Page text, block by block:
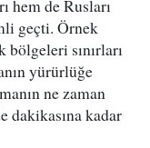
hem de Rusları
geçti. Örnek
bölgeleri sınırları
yürürlüğe
ne zaman
dakikasına kadar